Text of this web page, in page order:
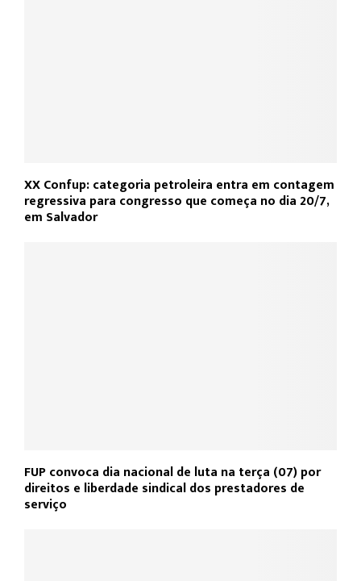
XX Confup: categoria petroleira entra em contagem
regressiva para congresso que começa no dia 20/7,
em Salvador
FUP convoca dia nacional de luta na terça (07) por
direitos e liberdade sindical dos prestadores de
serviço